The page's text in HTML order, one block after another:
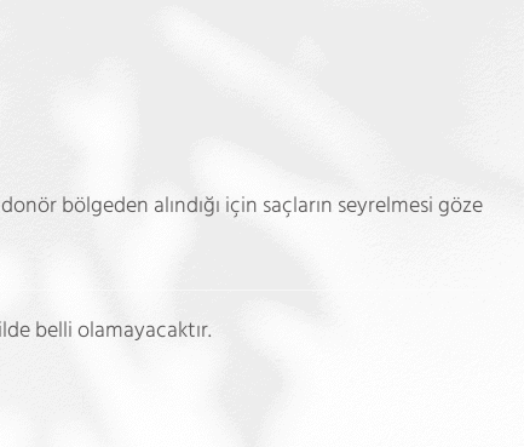
bölgeden alındığı için saçların seyrelmesi göze
belli olamayacaktır.